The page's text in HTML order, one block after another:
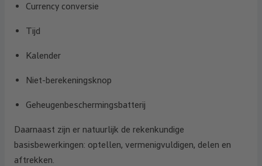
Currency conversie
Tijd
Kalender
Niet-berekeningsknop
Geheugenbeschermingsbatterij
Daarnaast zijn er natuurlijk de rekenkundige
basisbewerkingen: optellen, vermenigvuldigen, delen en
aftrekken.